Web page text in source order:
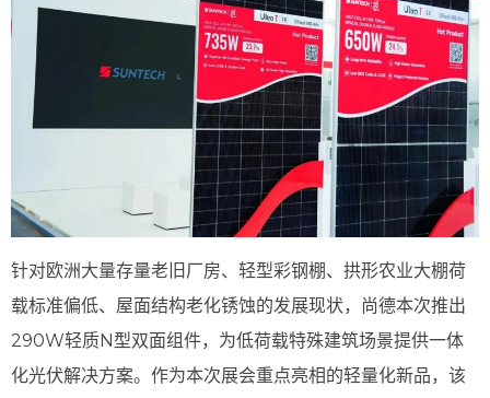
针对欧洲大量存量老旧厂房、轻型彩钢棚、拱形农业大棚荷
载标准偏低、屋面结构老化锈蚀的发展现状，尚德本次推出
290W轻质N型双面组件，为低荷载特殊建筑场景提供一体
化光伏解决方案。作为本次展会重点亮相的轻量化新品，该